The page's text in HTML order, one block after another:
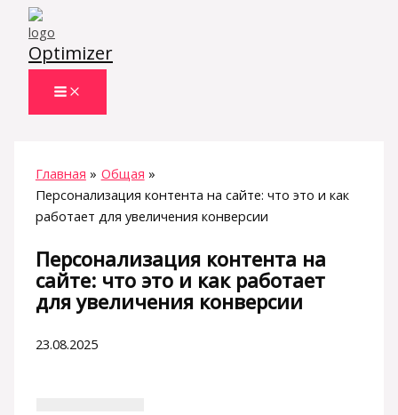
Перейти
содержимому
Optimizer
Главная
Общая
Персонализация контента на сайте: что это и как
работает для увеличения конверсии
Персонализация контента на
сайте: что это и как работает
для увеличения конверсии
23.08.2025